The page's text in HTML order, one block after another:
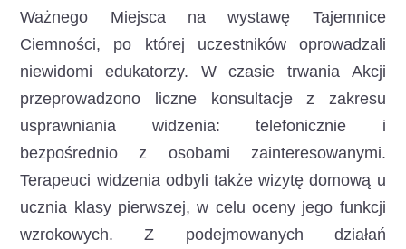
Ważnego Miejsca na wystawę Tajemnice
Ciemności, po której uczestników oprowadzali
niewidomi edukatorzy. W czasie trwania Akcji
przeprowadzono liczne konsultacje z zakresu
usprawniania widzenia: telefonicznie i
bezpośrednio z osobami zainteresowanymi.
Terapeuci widzenia odbyli także wizytę domową u
ucznia klasy pierwszej, w celu oceny jego funkcji
wzrokowych. Z podejmowanych działań